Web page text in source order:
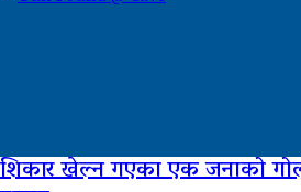
शिकार खेल्न गएका एक जनाको